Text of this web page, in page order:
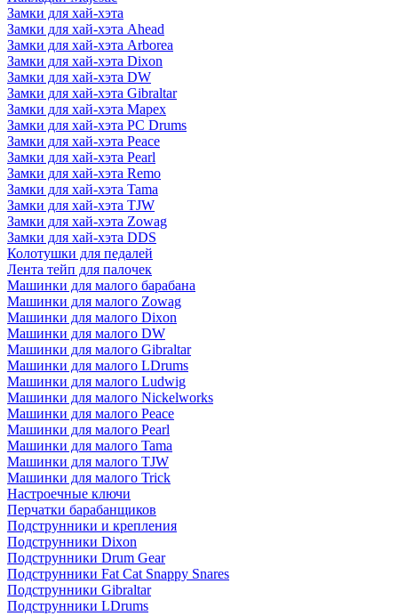
Замки для хай-хэта
Замки для хай-хэта Ahead
Замки для хай-хэта Arborea
Замки для хай-хэта Dixon
Замки для хай-хэта DW
Замки для хай-хэта Gibraltar
Замки для хай-хэта Mapex
Замки для хай-хэта PC Drums
Замки для хай-хэта Peace
Замки для хай-хэта Pearl
Замки для хай-хэта Remo
Замки для хай-хэта Tama
Замки для хай-хэта TJW
Замки для хай-хэта Zowag
Замки для хай-хэта DDS
Колотушки для педалей
Лента тейп для палочек
Машинки для малого барабана
Машинки для малого Zowag
Машинки для малого Dixon
Машинки для малого DW
Машинки для малого Gibraltar
Машинки для малого LDrums
Машинки для малого Ludwig
Машинки для малого Nickelworks
Машинки для малого Peace
Машинки для малого Pearl
Машинки для малого Tama
Машинки для малого TJW
Машинки для малого Trick
Настроечные ключи
Перчатки барабанщиков
Подструнники и крепления
Подструнники Dixon
Подструнники Drum Gear
Подструнники Fat Cat Snappy Snares
Подструнники Gibraltar
Подструнники LDrums